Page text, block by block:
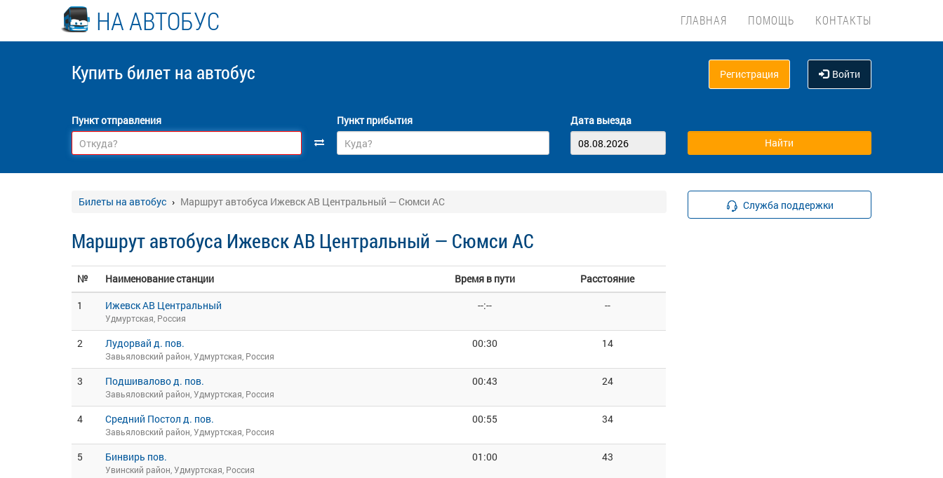
НА АВТОБУС ГЛАВНАЯ ПОМОЩЬ КОНТАКТЫ
Купить билет на автобус Регистрация Войти
Пункт отправления Пункт прибытия Дата выезда
Билеты на автобус Маршрут автобуса Ижевск АВ Центральный — Сюмси АС
Маршрут автобуса Ижевск АВ Центральный — Сюмси АС
№ Наименование станции Время в пути
Расстояние
1
Ижевск АВ Центральный
Удмуртская, Россия
--:-- --
2 Лудорвай д. пов.
Завьяловский район, Удмуртская, Россия
00:30 14
3 Подшивалово д. пов.
Завьяловский район, Удмуртская, Россия
00:43 24
4 Средний Постол д. пов.
Завьяловский район, Удмуртская, Россия
00:55 34
5 Бинвирь пов.
Увинский район, Удмуртская, Россия
01:00 43
Служба поддержки